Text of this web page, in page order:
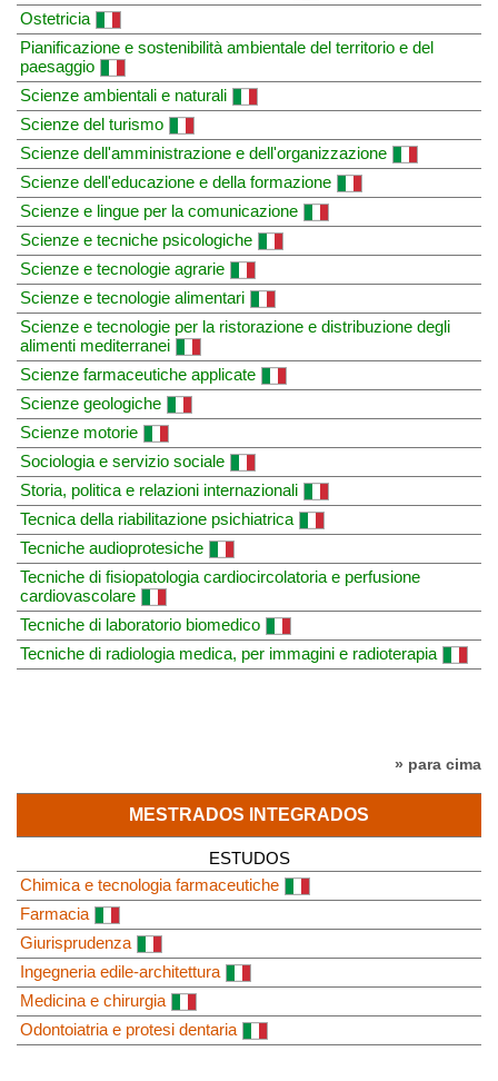
Ostetricia
Pianificazione e sostenibilità ambientale del territorio e del
paesaggio
Scienze ambientali e naturali
Scienze del turismo
Scienze dell'amministrazione e dell'organizzazione
Scienze dell'educazione e della formazione
Scienze e lingue per la comunicazione
Scienze e tecniche psicologiche
Scienze e tecnologie agrarie
Scienze e tecnologie alimentari
Scienze e tecnologie per la ristorazione e distribuzione degli
alimenti mediterranei
Scienze farmaceutiche applicate
Scienze geologiche
Scienze motorie
Sociologia e servizio sociale
Storia, politica e relazioni internazionali
Tecnica della riabilitazione psichiatrica
Tecniche audioprotesiche
Tecniche di fisiopatologia cardiocircolatoria e perfusione
cardiovascolare
Tecniche di laboratorio biomedico
Tecniche di radiologia medica, per immagini e radioterapia
» para cima
MESTRADOS INTEGRADOS
ESTUDOS
Chimica e tecnologia farmaceutiche
Farmacia
Giurisprudenza
Ingegneria edile-architettura
Medicina e chirurgia
Odontoiatria e protesi dentaria